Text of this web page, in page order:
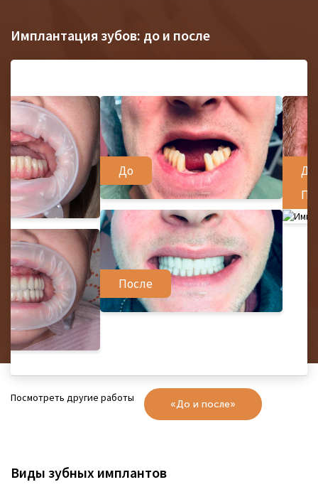
Имплантация зубов: до и после
До
После
До
Посмотреть другие работы «До и после»
Виды зубных имплантов